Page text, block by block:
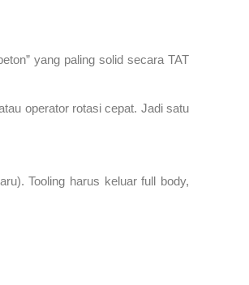
yang paling solid secara TAT
operator rotasi cepat. Jadi satu
Tooling harus keluar full body,